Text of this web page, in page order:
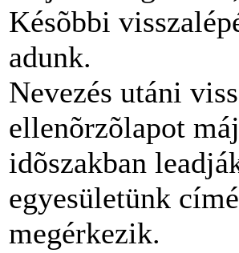
Késõbbi
adunk.
Nevezés utáni
ellenõrzõlapot
idõszakban
egyesületünk
megérkezik.